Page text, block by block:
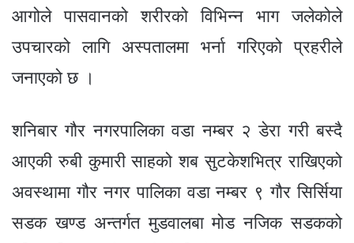
आगोले पासवानको शरीरको विभिन्न भाग जलेकोले
उपचारको लागि अस्पतालमा भर्ना गरिएको प्रहरीले
जनाएको छ ।
शनिबार गौर नगरपालिका वडा नम्बर २ डेरा गरी बस्दै
आएकी रुबी कुमारी साहको शब सुटकेशभित्र राखिएको
अवस्थामा गौर नगर पालिका वडा नम्बर ९ गौर सिर्सिया
सडक खण्ड अन्तर्गत मुडवालबा मोड नजिक सडकको